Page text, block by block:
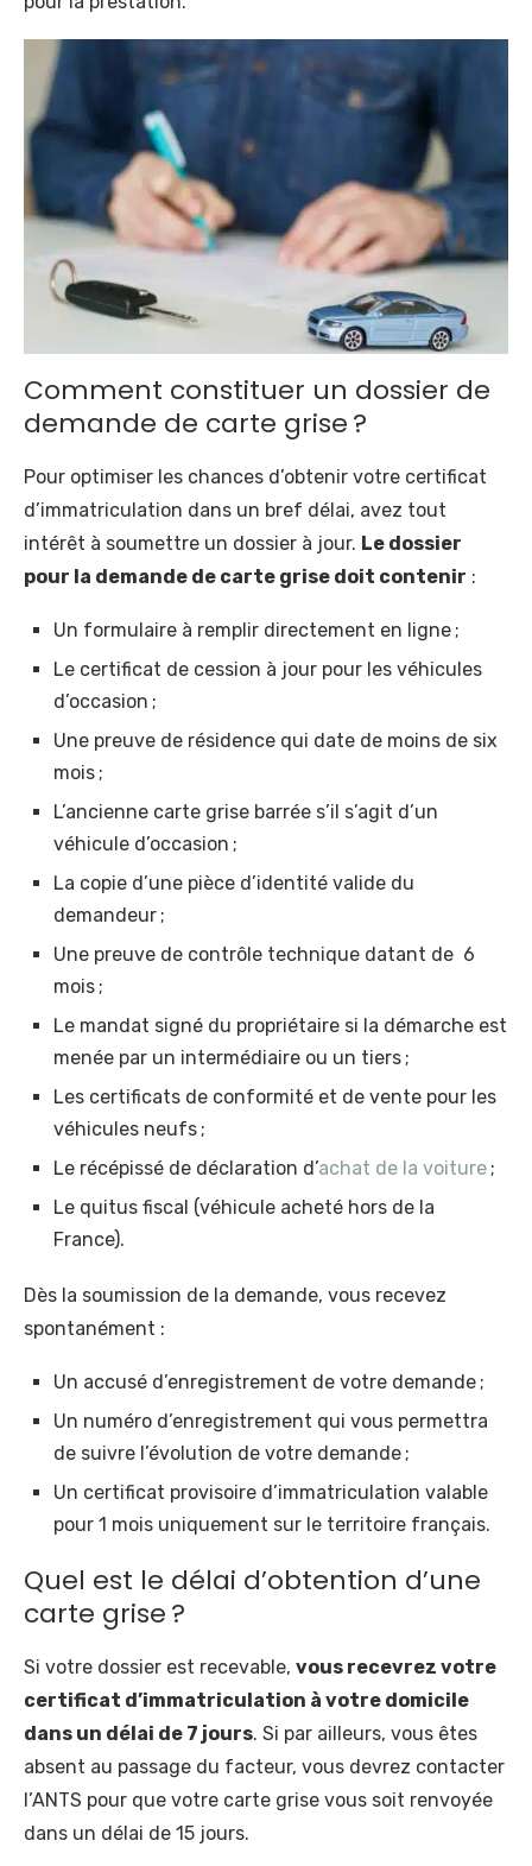
Comment constituer un dossier de
demande de carte grise ?
Pour optimiser les chances d’obtenir votre certificat
d’immatriculation dans un bref délai, avez tout
intérêt à soumettre un dossier à jour. Le dossier
pour la demande de carte grise doit contenir :
Un formulaire à remplir directement en ligne ;
Le certificat de cession à jour pour les véhicules
d’occasion ;
Une preuve de résidence qui date de moins de six
mois ;
L’ancienne carte grise barrée s’il s’agit d’un
véhicule d’occasion ;
La copie d’une pièce d’identité valide du
demandeur ;
Une preuve de contrôle technique datant de ­ 6
mois ;
Le mandat signé du propriétaire si la démarche est
menée par un intermédiaire ou un tiers ;
Les certificats de conformité et de vente pour les
véhicules neufs ;
Le récépissé de déclaration d’achat de la voiture ;
Le quitus fiscal (véhicule acheté hors de la
France).
Dès la soumission de la demande, vous recevez
spontanément :
Un accusé d’enregistrement de votre demande ;
Un numéro d’enregistrement qui vous permettra
de suivre l’évolution de votre demande ;
Un certificat provisoire d’immatriculation valable
pour 1 mois uniquement sur le territoire français.
Quel est le délai d’obtention d’une
carte grise ?
Si votre dossier est recevable, vous recevrez votre
certificat d’immatriculation à votre domicile
dans un délai de 7 jours. Si par ailleurs, vous êtes
absent au passage du facteur, vous devrez contacter
l’ANTS pour que votre carte grise vous soit renvoyée
dans un délai de 15 jours.